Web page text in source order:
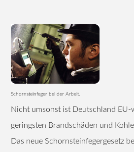
Schornsteinfeger bei der Arbeit.
Nicht umsonst ist Deutschland EU-
geringsten Brandschäden und
Das neue Schornsteinfegergesetz